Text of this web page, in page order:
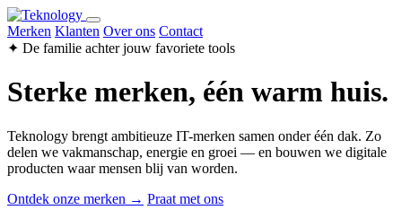
Merken Klanten Over ons Contact
✦ De familie achter jouw favoriete tools
Sterke merken, één warm huis.
Teknology brengt ambitieuze IT-merken samen onder één dak. Zo
delen we vakmanschap, energie en groei — en bouwen we digitale
producten waar mensen blij van worden.
Ontdek onze merken → Praat met ons